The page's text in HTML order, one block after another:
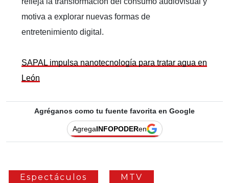
motiva a explorar nuevas formas de
entretenimiento digital.
SAPAL impulsa nanotecnología para tratar agua en
León
Agréganos como tu fuente favorita en Google
AgregaINFOPODERen
Espectáculos MTV